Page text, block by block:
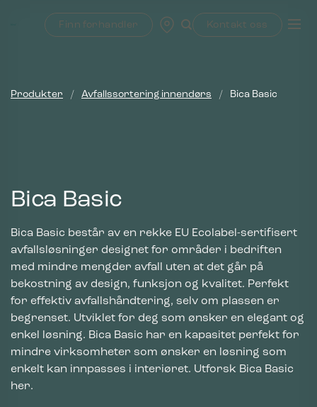
Finn forhandler Kontakt oss
Bica Basic
Bica Basic består av en rekke EU Ecolabel-sertifisert
avfallsløsninger designet for områder i bedriften
med mindre mengder avfall uten at det går på
bekostning av design, funksjon og kvalitet. Perfekt
for effektiv avfallshåndtering, selv om plassen er
begrenset. Utviklet for deg som ønsker en elegant og
enkel løsning. Bica Basic har en kapasitet perfekt for
mindre virksomheter som ønsker en løsning som
enkelt kan innpasses i interiøret. Utforsk Bica Basic
her.
Produkter / Avfallssortering innendørs / Bica Basic